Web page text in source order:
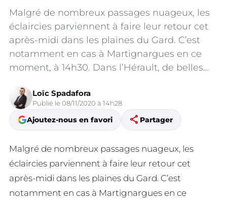
Malgré de nombreux passages nuageux, les
éclaircies parviennent à faire leur retour cet
après-midi dans les plaines du Gard. C’est
notamment en cas à Martignargues en ce
moment, à 14h30. Dans l’Hérault, de belles…
Loïc Spadafora
Publié le 08/11/2020 à 14h28
Ajoutez-nous en favori share Partager
Malgré de nombreux passages nuageux, les
éclaircies parviennent à faire leur retour cet
après-midi dans les plaines du Gard. C’est
notamment en cas à Martignargues en ce